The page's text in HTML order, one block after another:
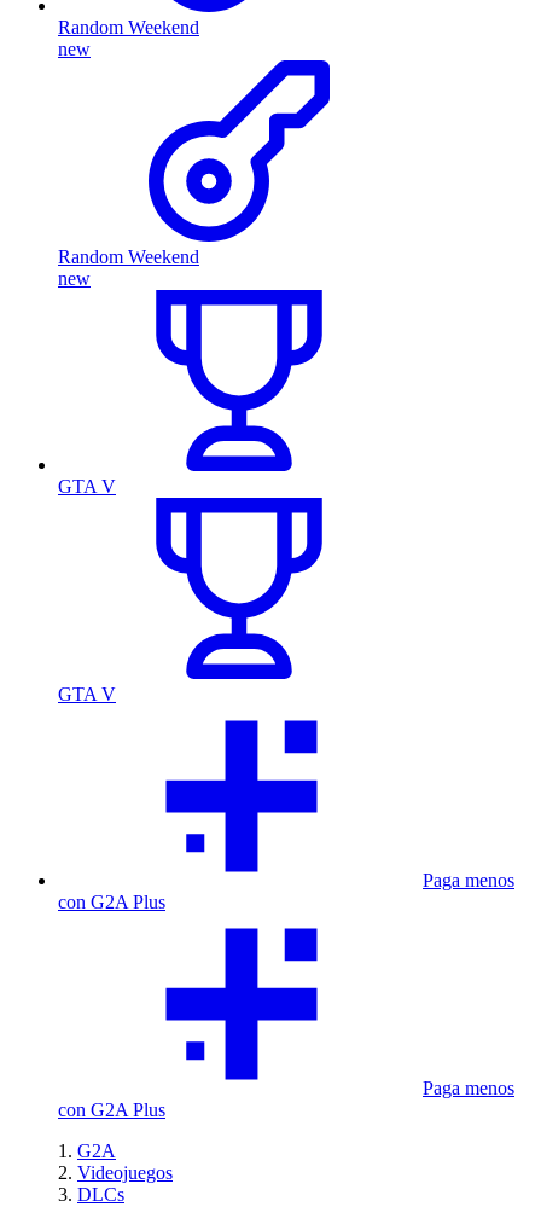
Random Weekend
new
Random Weekend
new
GTA V
GTA V
Paga menos
con G2A Plus
Paga menos
con G2A Plus
G2A
Videojuegos
DLCs